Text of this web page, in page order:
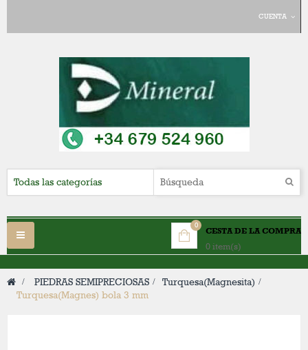
CUENTA
CESTA DE LA COMPRA
0 item(s)
0
Navegación
Toggle
> PIEDRAS SEMIPRECIOSAS > Turquesa(Magnesita)
Turquesa(Magnes) bola 3 mm